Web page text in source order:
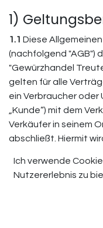
1)
1.1 Diese
(nachfolgend "AGB")
"Gewürzhandel
gelten für alle
ein Verbraucher
„Kunde“) mit dem
Verkäufer in seinem
abschließt. Hiermit
ist etwas anderes
gelten diese AGB
Ich verwende
Nutzererlebnis zu